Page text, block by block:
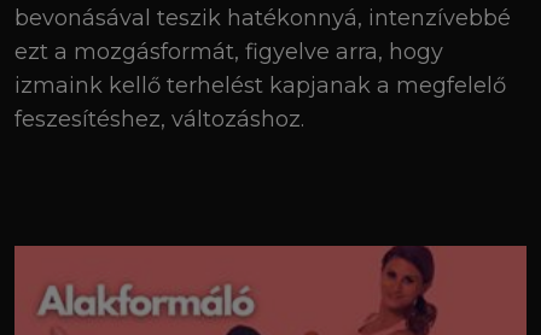
bevonásával teszik hatékonnyá, intenzívebbé
ezt a mozgásformát, figyelve arra, hogy
izmaink kellő terhelést kapjanak a megfelelő
feszesítéshez, változáshoz.